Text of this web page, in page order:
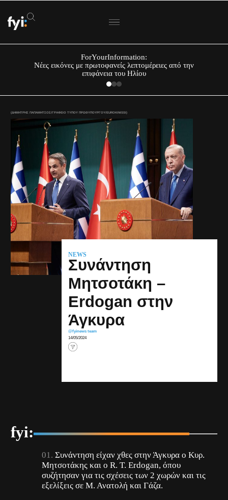
ForYourInformation:
Νέες εικόνες με πρωτοφανείς λεπτομέρειες από την
επιφάνεια του Ηλίου
(ΔΗΜΗΤΡΗΣ ΠΑΠΑΜΗΤΣΟΣ/ΓΡΑΦΕΙΟ ΤΥΠΟΥ ΠΡΩΘΥΠΟΥΡΓΟΥ/EUROKINISSI)
NEWS
Συνάντηση
Μητσοτάκη –
Erdogan στην
Άγκυρα
@fyinews team
14/05/2024
fyi:
Συνάντηση είχαν χθες στην Άγκυρα ο Κυρ.
Μητσοτάκης και ο R. T. Erdogan, όπου
συζήτησαν για τις σχέσεις των 2 χωρών και τις
εξελίξεις σε Μ. Ανατολή και Γάζα.